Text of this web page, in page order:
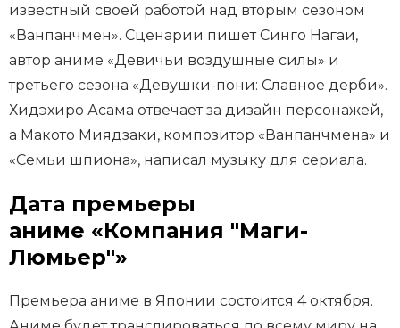
известный своей работой над вторым сезоном
«Ванпанчмен». Сценарии пишет Синго Нагаи,
автор аниме «Девичьи воздушные силы» и
третьего сезона «Девушки-пони: Славное дерби».
Хидэхиро Асама отвечает за дизайн персонажей,
а Макото Миядзаки, композитор «Ванпанчмена» и
«Семьи шпиона», написал музыку для сериала.
Дата премьеры
аниме «Компания "Маги-
Люмьер"»
Премьера аниме в Японии состоится 4 октября.